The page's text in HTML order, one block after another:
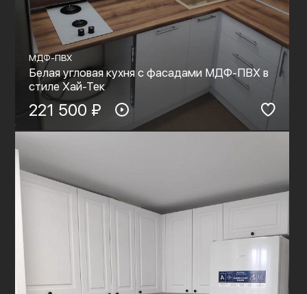
МДФ-ПВХ
Белая угловая кухня с фасадами МДФ-ПВХ в
стиле Хай-Тек
221 500 ₽